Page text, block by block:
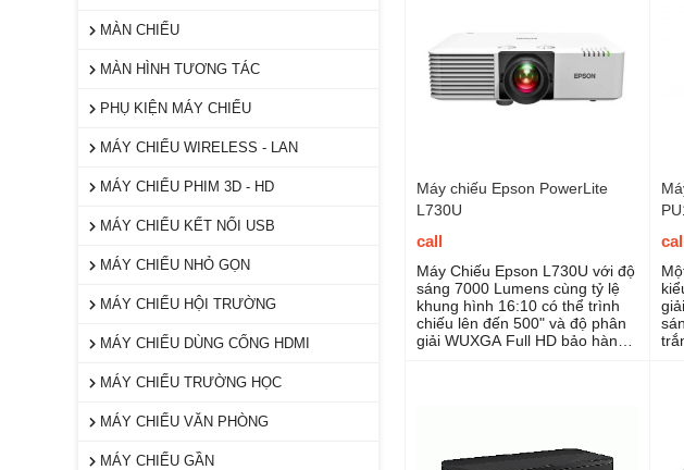
MÀN CHIẾU
MÀN HÌNH TƯƠNG TÁC
PHỤ KIỆN MÁY CHIẾU
MÁY CHIẾU WIRELESS - LAN
MÁY CHIẾU PHIM 3D - HD
MÁY CHIẾU KẾT NỐI USB
MÁY CHIẾU NHỎ GỌN
MÁY CHIẾU HỘI TRƯỜNG
MÁY CHIẾU DÙNG CỔNG HDMI
MÁY CHIẾU TRƯỜNG HỌC
MÁY CHIẾU VĂN PHÒNG
MÁY CHIẾU GẦN
Máy chiếu Epson PowerLite
L730U
call
Máy Chiếu Epson L730U với độ
sáng 7000 Lumens cùng tỷ lệ
khung hình 16:10 có thể trình
chiếu lên đến 500" và độ phân
giải WUXGA Full HD bảo hành